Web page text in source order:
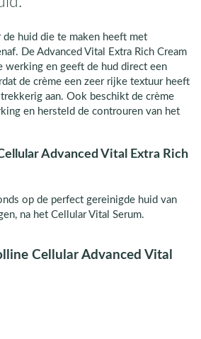
de huid die te maken heeft met
De Advanced Vital Extra Rich Cream
werking en geeft de hud direct een
de crème een zeer rijke textuur heeft
aan. Ook beschikt de crème
en hersteld de controuren van het
Advanced Vital Extra Rich
op de perfect gereinigde huid van
na het Cellular Vital Serum.
Cellular Advanced Vital